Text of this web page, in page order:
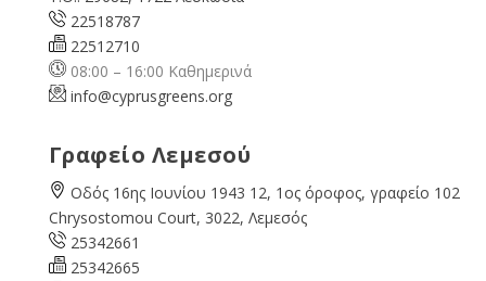
22518787
22512710
08:00 – 16:00 Καθημερινά
info@cyprusgreens.org
Γραφείο Λεμεσού
Οδός 16ης Ιουνίου 1943 12, 1ος όροφος, γραφείο 102
Chrysostomou Court, 3022, Λεμεσός
25342661
25342665